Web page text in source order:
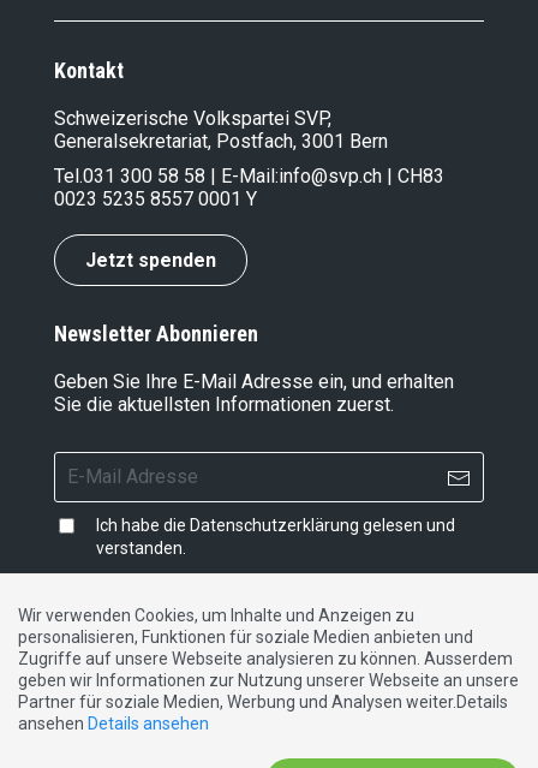
Kontakt
Schweizerische Volkspartei SVP,
Generalsekretariat, Postfach, 3001 Bern
Tel.031 300 58 58 | E-Mail:info@svp.ch | CH83
0023 5235 8557 0001 Y
Jetzt spenden
Newsletter Abonnieren
Geben Sie Ihre E-Mail Adresse ein, und erhalten
Sie die aktuellsten Informationen zuerst.
Ich habe die Datenschutzerklärung gelesen und
verstanden.
Impressum|Datenschutzerklärung|Kontakt
DE FR IT
Wir verwenden Cookies, um Inhalte und Anzeigen zu
personalisieren, Funktionen für soziale Medien anbieten und
Zugriffe auf unsere Webseite analysieren zu können. Ausserdem
geben wir Informationen zur Nutzung unserer Webseite an unsere
Partner für soziale Medien, Werbung und Analysen weiter.Details
ansehen Details ansehen